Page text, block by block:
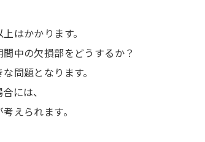
はかかります。
中の欠損部をどうするか？
問題となります。
には、
えられます。